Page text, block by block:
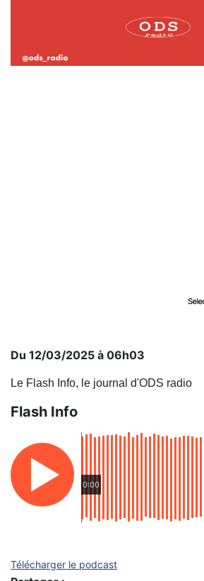
Du 12/03/2025 à 06h03
Le Flash Info, le journal d'ODS radio
Flash Info
0:00
Télécharger le podcast